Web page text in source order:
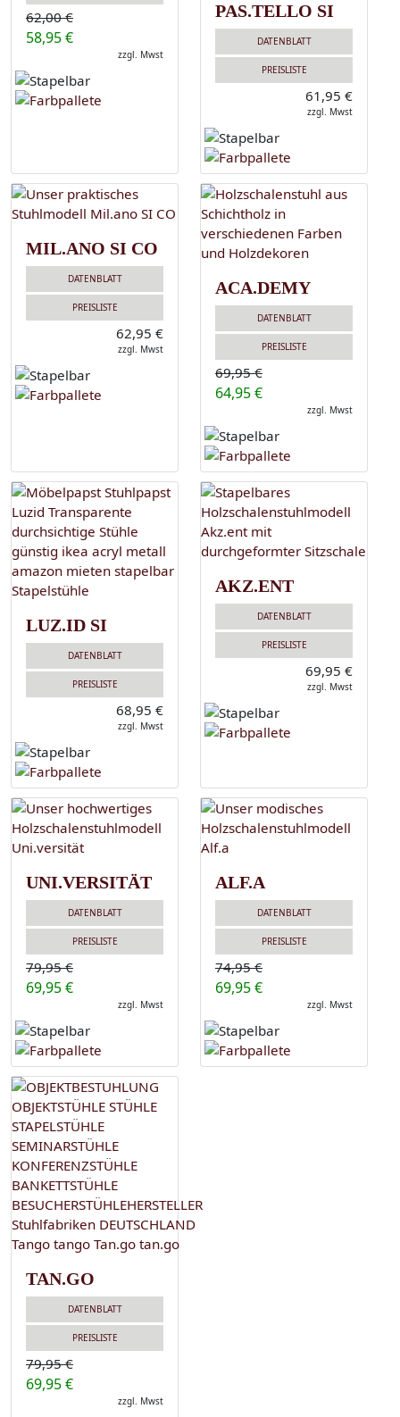
62,00 €
58,95 €
zzgl. Mwst
PAS.TELLO SI
DATENBLATT
PREISLISTE
61,95 €
zzgl. Mwst
MIL.ANO SI CO
DATENBLATT
PREISLISTE
62,95 €
zzgl. Mwst
ACA.DEMY
DATENBLATT
PREISLISTE
69,95 €
64,95 €
zzgl. Mwst
LUZ.ID SI
DATENBLATT
PREISLISTE
68,95 €
zzgl. Mwst
AKZ.ENT
DATENBLATT
PREISLISTE
69,95 €
zzgl. Mwst
UNI.VERSITÄT
DATENBLATT
PREISLISTE
79,95 €
69,95 €
zzgl. Mwst
ALF.A
DATENBLATT
PREISLISTE
74,95 €
69,95 €
zzgl. Mwst
TAN.GO
DATENBLATT
PREISLISTE
79,95 €
69,95 €
zzgl. Mwst